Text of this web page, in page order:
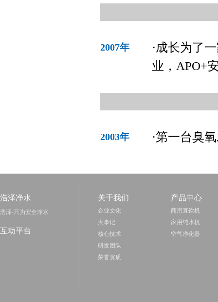
2007年
·成长为了
业，APO+
2003年 ·第一台臭
浩泽净水
浩泽-只为安全净水
互动平台
关于我们
企业文化
大事记
核心技术
研发团队
荣誉资质
产品中心
商用直饮机
家用纯水机
空气净化器